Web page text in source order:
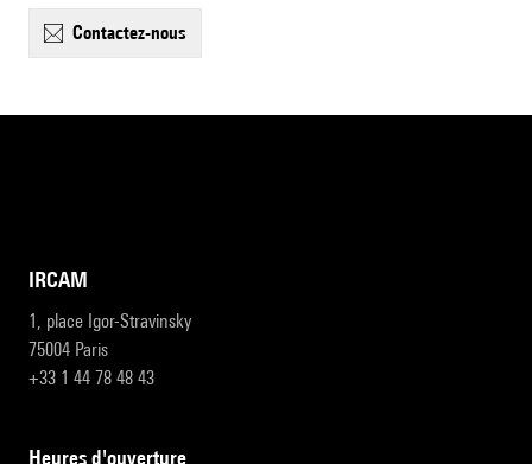
contactez-nous
IRCAM
1, place Igor-Stravinsky
75004 Paris
+33 1 44 78 48 43
heures d'ouverture